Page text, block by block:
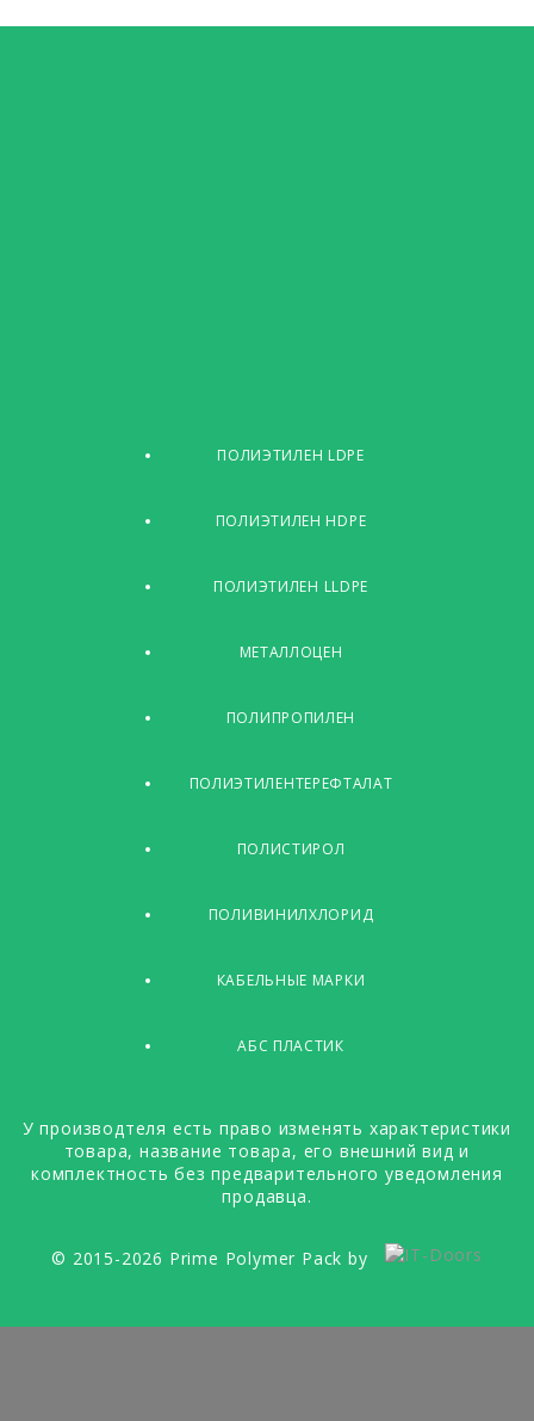
ПОЛИЭТИЛЕН LDPE
ПОЛИЭТИЛЕН HDPE
ПОЛИЭТИЛЕН LLDPE
МЕТАЛЛОЦЕН
ПОЛИПРОПИЛЕН
ПОЛИЭТИЛЕНТЕРЕФТАЛАТ
ПОЛИСТИРОЛ
ПОЛИВИНИЛХЛОРИД
КАБЕЛЬНЫЕ МАРКИ
АБС ПЛАСТИК
У производтеля есть право изменять характеристики
товара, название товара, его внешний вид и
комплектность без предварительного уведомления
продавца.
© 2015-2026 Prime Polymer Pack by